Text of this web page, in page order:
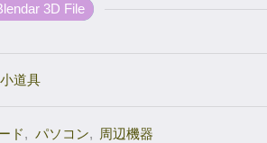
3D File
小道具
ド, パソコン, 周辺機器